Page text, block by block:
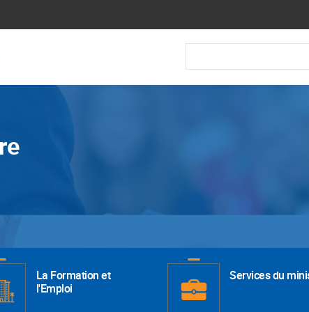
La Formation et
l'Emploi
Services du